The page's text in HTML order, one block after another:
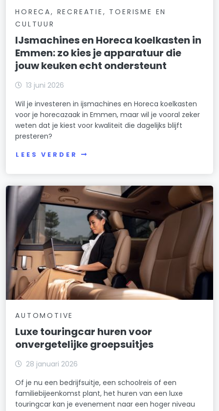
HORECA, RECREATIE, TOERISME EN
CULTUUR
IJsmachines en Horeca koelkasten in
Emmen: zo kies je apparatuur die
jouw keuken echt ondersteunt
13 juni 2026
Wil je investeren in ijsmachines en Horeca koelkasten
voor je horecazaak in Emmen, maar wil je vooral zeker
weten dat je kiest voor kwaliteit die dagelijks blijft
presteren?
LEES VERDER
AUTOMOTIVE
Luxe touringcar huren voor
onvergetelijke groepsuitjes
28 januari 2026
Of je nu een bedrijfsuitje, een schoolreis of een
familiebijeenkomst plant, het huren van een luxe
touringcar kan je evenement naar een hoger niveau